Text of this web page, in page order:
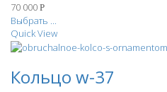
70 000 Р
Выбрать ...
Quick View
Кольцо w-37